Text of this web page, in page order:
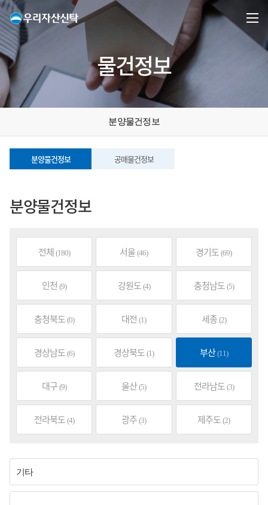
물건정보
분양물건정보
분양물건정보 공매물건정보
분양물건정보
전체 (180) 서울 (46) 경기도 (69)
인천 (9) 강원도 (4) 충청남도 (5)
충청북도 (0) 대전 (1) 세종 (2)
경상남도 (6) 경상북도 (1) 부산 (11)
대구 (9) 울산 (5) 전라남도 (3)
전라북도 (4) 광주 (3) 제주도 (2)
기타